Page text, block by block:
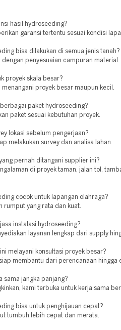
hasil hydroseeding?
garansi tertentu sesuai kondisi
bisa dilakukan di semua jenis tanah?
dengan penyesuaian campuran material.
proyek skala besar?
menangani proyek besar maupun kecil.
berbagai paket hydroseeding?
paket sesuai kebutuhan proyek.
lokasi sebelum pengerjaan?
melakukan survey dan analisa lahan.
pernah ditangani supplier ini?
di proyek taman, jalan tol,
cocok untuk lapangan olahraga?
rumput yang rata dan kuat.
instalasi hydroseeding?
layanan lengkap dari supply
melayani konsultasi proyek besar?
membantu dari perencanaan hingga
sama jangka panjang?
kami terbuka untuk kerja sama
bisa untuk penghijauan cepat?
tumbuh lebih cepat dan merata.